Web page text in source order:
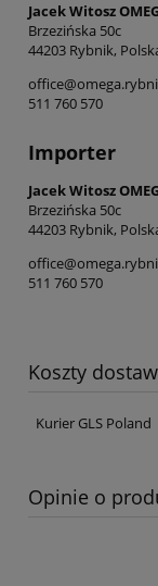
Jacek Witosz
Brzezińska 50c
44203 Rybnik,
511 760 570
Importer
Jacek Witosz
Brzezińska 50c
44203 Rybnik,
511 760 570
Koszty
Cena nie
Kurier GLS Poland
Opinie o